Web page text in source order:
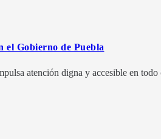
el Gobierno de Puebla
atención digna y accesible en